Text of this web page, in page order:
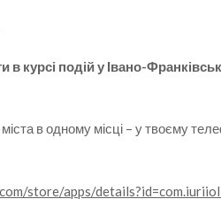
курсі подій у Івано-
міста в одному місці – у твоєму
store/apps/